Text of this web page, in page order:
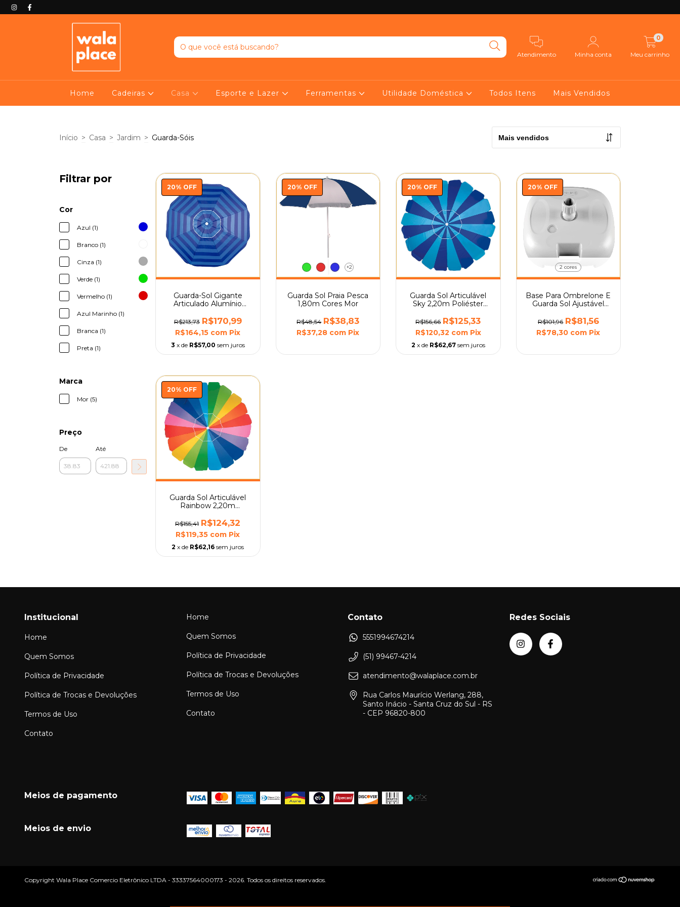
Atendimento Minha conta Meu carrinho
0
Home Cadeiras Casa Esporte e Lazer Ferramentas Utilidade Doméstica Todos Itens Mais Vendidos
Início > Casa > Jardim > Guarda-Sóis
Filtrar por
Cor
Azul (1)
Branco (1)
Cinza (1)
Verde (1)
Vermelho (1)
Azul Marinho (1)
Branca (1)
Preta (1)
Marca
Mor (5)
Preço
De Até
20% OFF
Guarda-Sol Gigante
Articulado Alumínio
R$213,73 R$170,99
R$164,15 com Pix
3 x de R$57,00 sem juros
20% OFF
+2
Guarda Sol Praia Pesca
1,80m Cores Mor
R$48,54 R$38,83
R$37,28 com Pix
20% OFF
Guarda Sol Articulável
Sky 2,20m Poliéster
R$156,66 R$125,33
R$120,32 com Pix
2 x de R$62,67 sem juros
20% OFF
2 cores
Base Para Ombrelone E
Guarda Sol Ajustável
R$101,96 R$81,56
R$78,30 com Pix
20% OFF
Guarda Sol Articulável
Rainbow 2,20m
R$155,41 R$124,32
R$119,35 com Pix
2 x de R$62,16 sem juros
Institucional
Home
Quem Somos
Política de Privacidade
Política de Trocas e Devoluções
Termos de Uso
Contato
Home
Quem Somos
Política de Privacidade
Política de Trocas e Devoluções
Termos de Uso
Contato
Contato
5551994674214
(51) 99467-4214
atendimento@walaplace.com.br
Rua Carlos Maurício Werlang, 288,
Santo Inácio - Santa Cruz do Sul - RS
- CEP 96820-800
Redes Sociais
Meios de pagamento
Meios de envio
Copyright Wala Place Comercio Eletrônico LTDA - 33337564000173 - 2026. Todos os direitos reservados.